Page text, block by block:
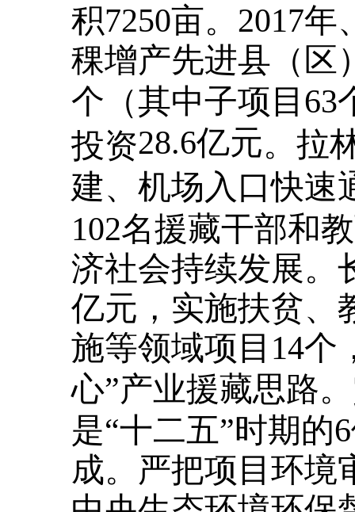
积7250亩。2017
稞增产先进县（区
个（其中子项目63
投资28.6亿元。拉
建、机场入口快速
102名援藏干部和
济社会持续发展。
亿元，实施扶贫、
施等领域项目14个
心”产业援藏思路。
是“十二五”时期的
成。严把项目环境